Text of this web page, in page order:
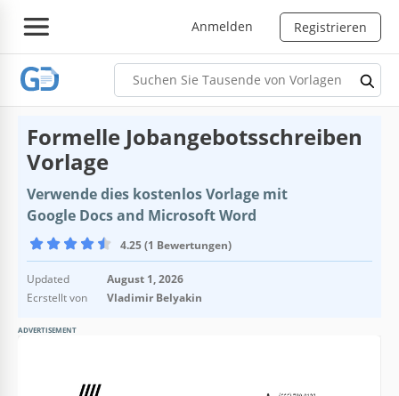
Anmelden Registrieren
Formelle Jobangebotsschreiben
Vorlage
Verwende dies kostenlos Vorlage mit
Google Docs and Microsoft Word
4.25 (1 Bewertungen)
Updated
August 1, 2026
Ecrstellt von
Vladimir Belyakin
ADVERTISEMENT